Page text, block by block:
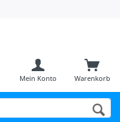
Warenkorb
Mein Konto